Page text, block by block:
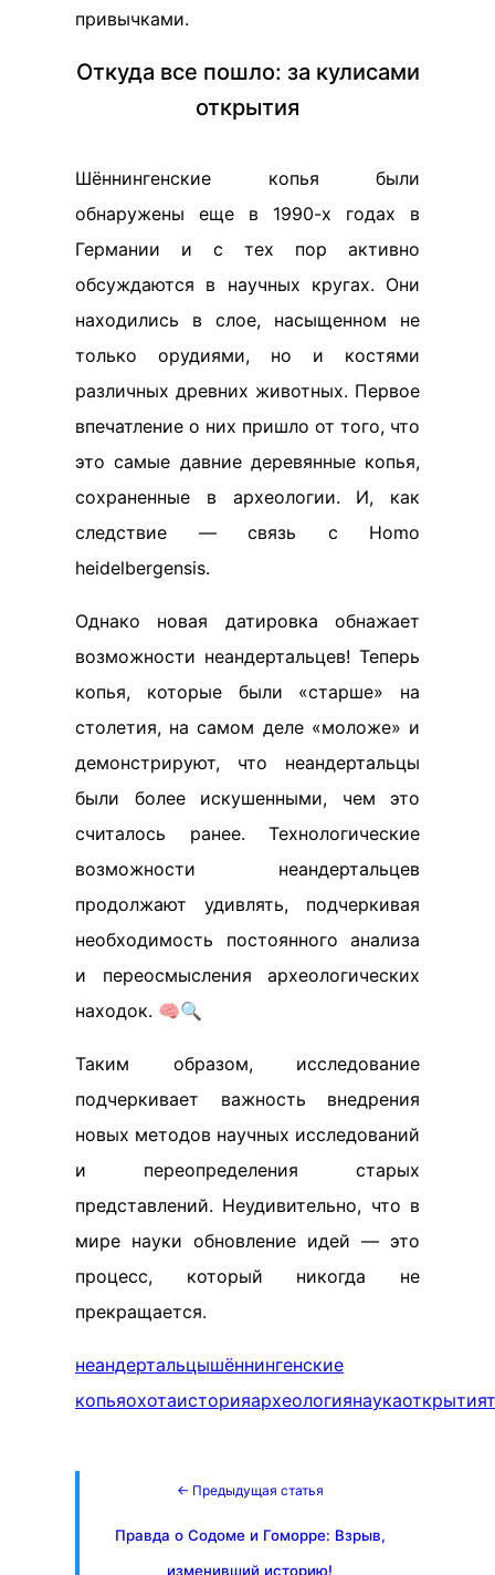
привычками.
Откуда все пошло: за кулисами
открытия
Шённингенские копья были
обнаружены еще в 1990-х годах в
Германии и с тех пор активно
обсуждаются в научных кругах. Они
находились в слое, насыщенном не
только орудиями, но и костями
различных древних животных. Первое
впечатление о них пришло от того, что
это самые давние деревянные копья,
сохраненные в археологии. И, как
следствие — связь с Homo
heidelbergensis.
Однако новая датировка обнажает
возможности неандертальцев! Теперь
копья, которые были «старше» на
столетия, на самом деле «моложе» и
демонстрируют, что неандертальцы
были более искушенными, чем это
считалось ранее. Технологические
возможности неандертальцев
продолжают удивлять, подчеркивая
необходимость постоянного анализа
и переосмысления археологических
находок. 🧠🔍
Таким образом, исследование
подчеркивает важность внедрения
новых методов научных исследований
и переопределения старых
представлений. Неудивительно, что в
мире науки обновление идей — это
процесс, который никогда не
прекращается.
неандертальцышённингенские
копьяохотаисторияархеологиянаукаоткрытия
← Предыдущая статья
Правда о Содоме и Гоморре: Взрыв,
изменивший историю!